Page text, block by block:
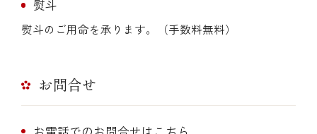
熨斗
熨斗のご用命を承ります。（手数料無料）
お問合せ